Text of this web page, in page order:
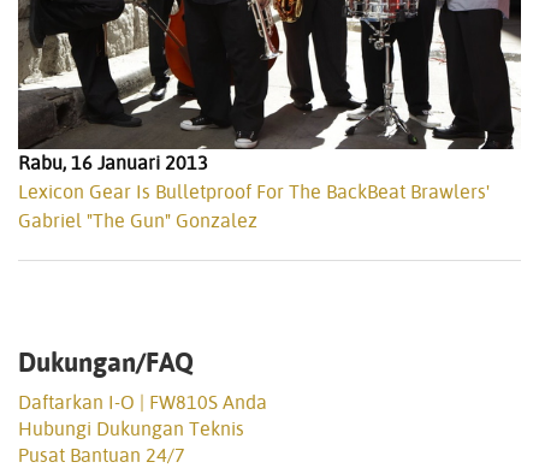
Rabu, 16 Januari 2013
Lexicon Gear Is Bulletproof For The BackBeat Brawlers'
Gabriel "The Gun" Gonzalez
Dukungan/FAQ
Daftarkan I-O | FW810S Anda
Hubungi Dukungan Teknis
Pusat Bantuan 24/7